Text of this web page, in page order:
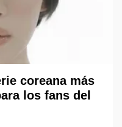
coreana más
los fans del